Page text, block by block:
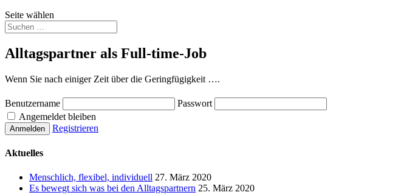
Seite wählen
Alltagspartner als Full-time-Job
Wenn Sie nach einiger Zeit über die Geringfügigkeit ….
Benutzername
Passwort
Angemeldet bleiben
Registrieren
Aktuelles
Menschlich, flexibel, individuell 27. März 2020
Es bewegt sich was bei den Alltagspartnern 25. März 2020